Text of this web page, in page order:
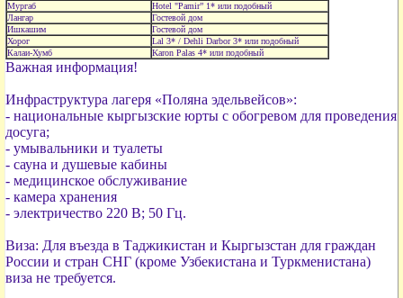
Мургаб
Hotel "Pamir” 1* или подобный
Лангар
Гостевой дом
Ишкашим
Гостевой дом
Хорог
Lal 3* / Dehli Darbor 3* или подобный
Калаи-Хумб
Karon Palas 4* или подобный
Важная информация!
Инфраструктура лагеря «Поляна эдельвейсов»:
- национальные кыргызские юрты с обогревом для проведения
досуга;
- умывальники и туалеты
- сауна и душевые кабины
- медицинское обслуживание
- камера хранения
- электричество 220 В; 50 Гц.
Виза: Для въезда в Таджикистан и Кыргызстан для граждан
России и стран СНГ (кроме Узбекистана и Туркменистана)
виза не требуется.